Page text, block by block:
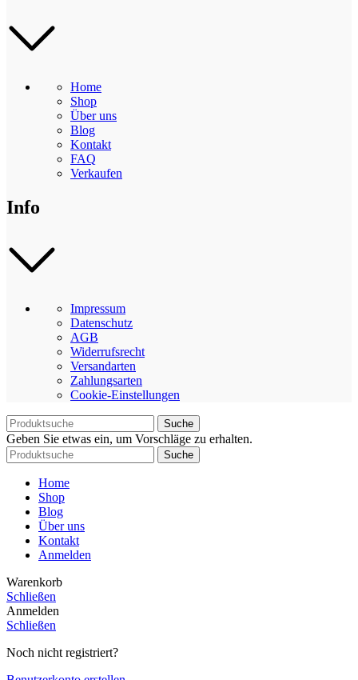
Home
Shop
Über uns
Blog
Kontakt
FAQ
Verkaufen
Info
Impressum
Datenschutz
AGB
Widerrufsrecht
Versandarten
Zahlungsarten
Cookie-Einstellungen
Suche
Geben Sie etwas ein, um Vorschläge zu erhalten.
Suche
Home
Shop
Blog
Über uns
Kontakt
Anmelden
Warenkorb
Schließen
Anmelden
Schließen
Noch nicht registriert?